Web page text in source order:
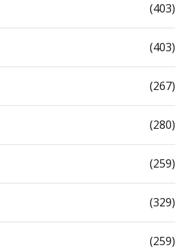
(403)
(403)
(267)
(280)
(259)
(329)
(259)